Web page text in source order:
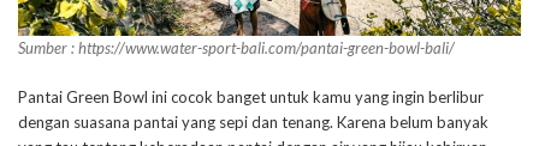
Sumber : https://www.water-sport-bali.com/pantai-green-bowl-bali/
Pantai Green Bowl ini cocok banget untuk kamu yang ingin berlibur
dengan suasana pantai yang sepi dan tenang. Karena belum banyak